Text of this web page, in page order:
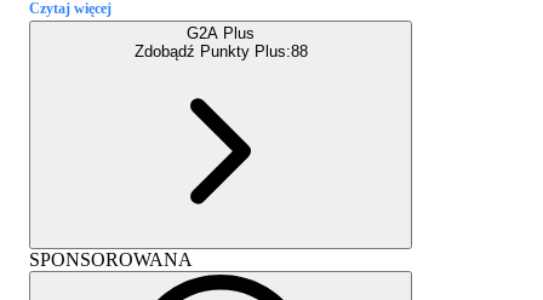
Czytaj więcej
G2A Plus
Zdobądź Punkty Plus:88
SPONSOROWANA